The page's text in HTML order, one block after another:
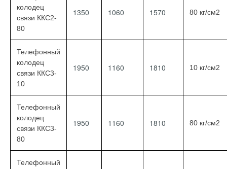
колодец
связи ККС2-
80
1350 1060 1570 80 кг/см2
Телефонный
колодец
связи ККС3-
10
1950 1160 1810 10 кг/см2
Телефонный
колодец
связи ККС3-
80
1950 1160 1810 80 кг/см2
Телефонный